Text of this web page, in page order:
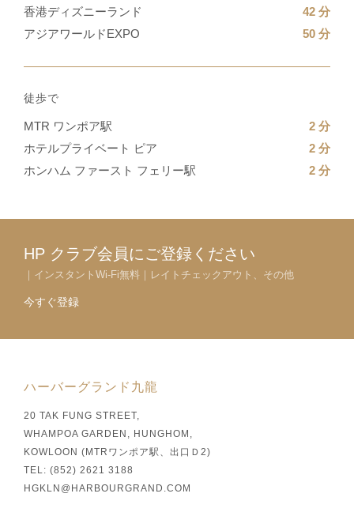
香港ディズニーランド
42 分
アジアワールドEXPO
50 分
徒歩で
MTR ワンポア駅
2 分
ホテルプライベート ピア
2 分
ホンハム ファースト フェリー駅
2 分
HP クラブ会員にご登録ください
｜インスタントWi-Fi無料｜レイトチェックアウト、その他
今すぐ登録
ハーバーグランド九龍
20 TAK FUNG STREET,
WHAMPOA GARDEN, HUNGHOM,
KOWLOON (MTRワンポア駅、出口Ｄ2)
TEL: (852) 2621 3188
HGKLN@HARBOURGRAND.COM